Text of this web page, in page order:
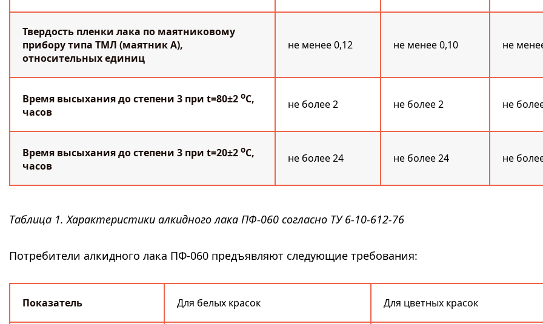
Твердость пленки лака по маятниковому
прибору типа ТМЛ (маятник А),
относительных единиц
не менее 0,12 не менее 0,10 не
Время высыхания до степени 3 при t=80±2 оС,
часов
не более 2 не более 2 не
Время высыхания до степени 3 при t=20±2 оС,
часов
не более 24 не более 24 не
Таблица 1. Характеристики алкидного лака ПФ-060 согласно ТУ 6-10-612-76
Потребители алкидного лака ПФ-060 предъявляют следующие требования:
Показатель Для белых красок Для цветных красок